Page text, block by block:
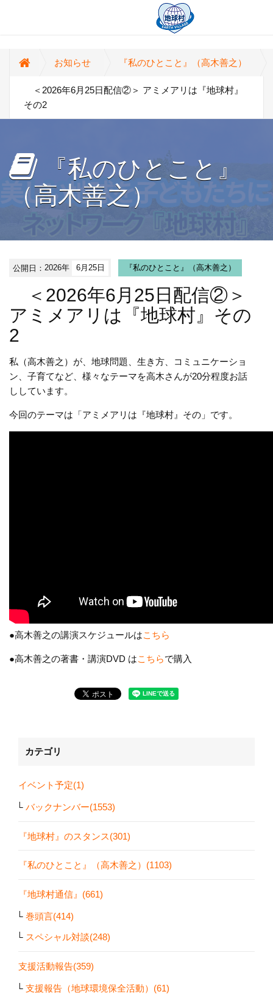
お知らせ 『私のひとこと』（高木善之）
＜2026年6月25日配信②＞ アミメアリは『地球村』
その2
『私のひとこと』
（高木善之）
公開日：2026年 6月25日 『私のひとこと』（高木善之）
＜2026年6月25日配信②＞
アミメアリは『地球村』その
2
私（高木善之）が、地球問題、生き方、コミュニケーショ
ン、子育てなど、様々なテーマを高木さんが20分程度お話
ししています。
今回のテーマは「アミメアリは『地球村』その」です。
●高木善之の講演スケジュールはこちら
●高木善之の著書・講演DVD はこちらで購入
カテゴリ
イベント予定(1)
バックナンバー(1553)
『地球村』のスタンス(301)
『私のひとこと』（高木善之）(1103)
『地球村通信』(661)
巻頭言(414)
スペシャル対談(248)
支援活動報告(359)
支援報告（地球環境保全活動）(61)